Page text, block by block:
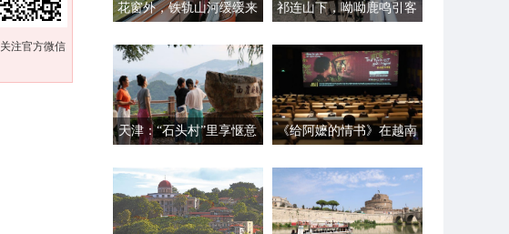
注官方微信
花窗外，铁轨山河缓缓来
祁连山下，呦呦鹿鸣引客
天津：“石头村”里享惬意
《给阿嬷的情书》在越南